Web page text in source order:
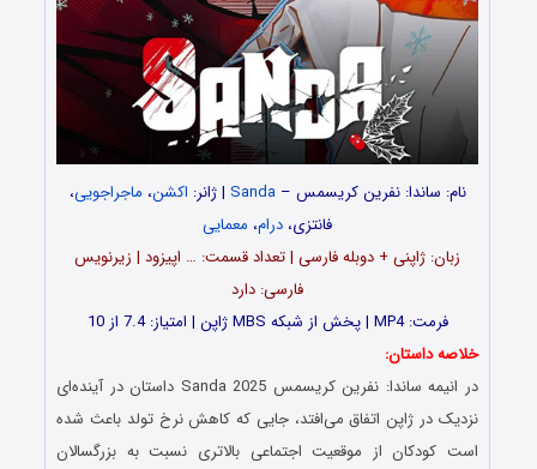
نام: ساندا: نفرین کریسمس –Sanda | ژانر: اکشن، ماجراجویی،
فانتزی، درام، معمایی
زبان: ژاپنی + دوبله فارسی | تعداد قسمت‌‌: … اپیزود | زیرنویس
فارسی: دارد
فرمت: MP4 | پخش از شبکه MBS ژاپن | امتیاز: 7.4 از 10
خلاصه داستان:
در انیمه ساندا: نفرین کریسمس Sanda 2025 داستان در آینده‌ای
نزدیک در ژاپن اتفاق می‌افتد، جایی که کاهش نرخ تولد باعث شده
است کودکان از موقعیت اجتماعی بالاتری نسبت به بزرگسالان